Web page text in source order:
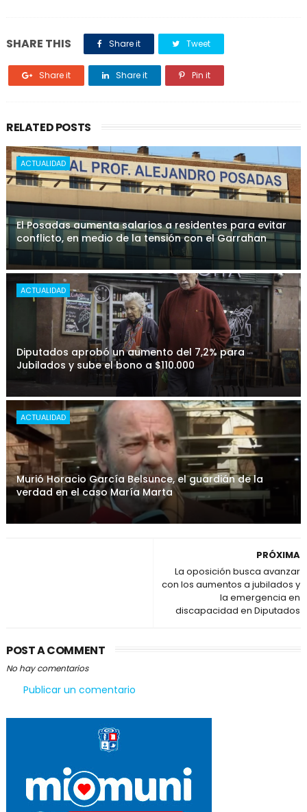
SHARE THIS Share it Tweet
Share it Share it Pin it
RELATED POSTS
ACTUALIDAD
El Posadas aumenta salarios a residentes para evitar
conflicto, en medio de la tensión con el Garrahan
ACTUALIDAD
Diputados aprobó un aumento del 7,2% para
Jubilados y sube el bono a $110.000
ACTUALIDAD
Murió Horacio García Belsunce, el guardián de la
verdad en el caso María Marta
PRÓXIMA
La oposición busca avanzar
con los aumentos a jubilados y
la emergencia en
discapacidad en Diputados
POST A COMMENT
No hay comentarios
Publicar un comentario